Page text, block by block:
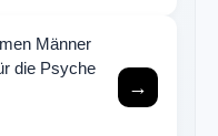
Männer
die Psyche
→